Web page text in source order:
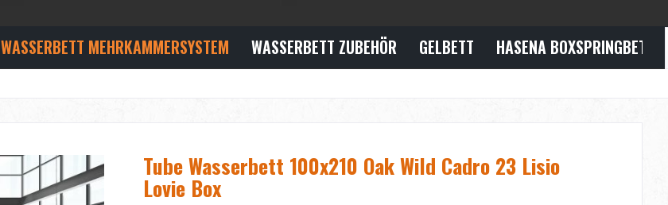
WASSERBETT MEHRKAMMERSYSTEM WASSERBETT ZUBEHÖR GELBETT HASENA
Tube Wasserbett 100x210 Oak Wild Cadro 23 Lisio
Lovie Box